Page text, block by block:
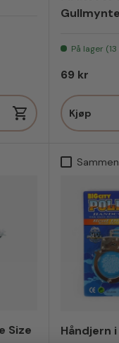
På lager
Vanlig pris
69 kr
Kjøp
Size Håndjern